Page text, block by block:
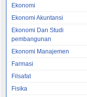
Ekonomi
Ekonomi Akuntansi
Ekonomi Dan Studi
pembangunan
Ekonomi Manajemen
Farmasi
Filsafat
Fisika